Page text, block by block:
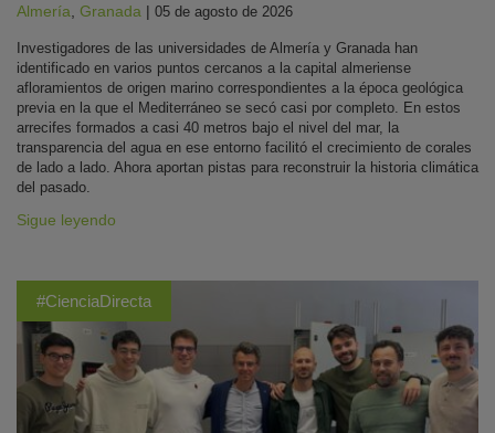
Almería Granada | 05 de agosto de 2026
Investigadores de las universidades de Almería y Granada han
identificado en varios puntos cercanos a la capital almeriense
afloramientos de origen marino correspondientes a la época geológica
previa en la que el Mediterráneo se secó casi por completo. En estos
arrecifes formados a casi 40 metros bajo el nivel del mar, la
transparencia del agua en ese entorno facilitó el crecimiento de corales
de lado a lado. Ahora aportan pistas para reconstruir la historia climática
del pasado.
Sigue leyendo
#CienciaDirecta